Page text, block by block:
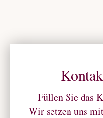
Füllen Sie das
Wir setzen uns